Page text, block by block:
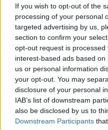
If you wish to opt-out of the
processing of your personal
targeted advertising by us,
section to confirm your
opt-out request is
interest-based ads based
us or personal information
your opt-out. You may
disclosure of your personal
IAB’s list of downstream
also be disclosed by us to
Downstream Participants
Serinco Motors
disponibilidad son
emergencia.Por eso,
preparada para
en la carretera las 24
la semana. Este
los conductores de
siempre cuenten con
importar la hora o el